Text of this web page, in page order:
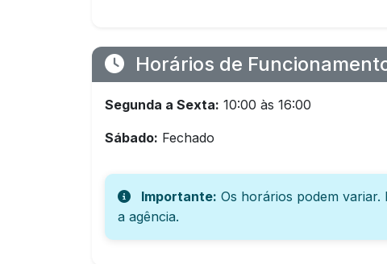
Horários de
Segunda a Sexta: 10:00 às 16:00
Sábado: Fechado
Importante: Os horários podem variar.
a agência.